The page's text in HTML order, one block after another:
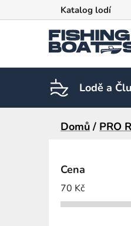
na
Katalog lodí
Lodě a
Domů / PRO
Cena
70 Kč